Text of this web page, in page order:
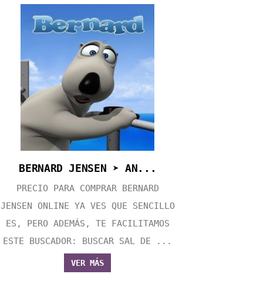
BERNARD JENSEN ➤ AN...
PRECIO PARA COMPRAR BERNARD
JENSEN ONLINE YA VES QUE SENCILLO
ES, PERO ADEMÁS, TE FACILITAMOS
ESTE BUSCADOR: BUSCAR SAL DE ...
VER MÁS